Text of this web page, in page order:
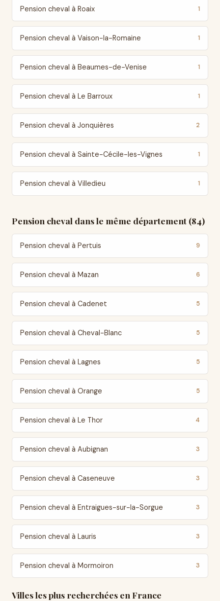
Pension cheval à Roaix 1
Pension cheval à Vaison-la-Romaine 1
Pension cheval à Beaumes-de-Venise 1
Pension cheval à Le Barroux 1
Pension cheval à Jonquières 2
Pension cheval à Sainte-Cécile-les-Vignes 1
Pension cheval à Villedieu 1
Pension cheval dans le même département (84)
Pension cheval à Pertuis 9
Pension cheval à Mazan 6
Pension cheval à Cadenet 5
Pension cheval à Cheval-Blanc 5
Pension cheval à Lagnes 5
Pension cheval à Orange 5
Pension cheval à Le Thor 4
Pension cheval à Aubignan 3
Pension cheval à Caseneuve 3
Pension cheval à Entraigues-sur-la-Sorgue 3
Pension cheval à Lauris 3
Pension cheval à Mormoiron 3
Villes les plus recherchées en France